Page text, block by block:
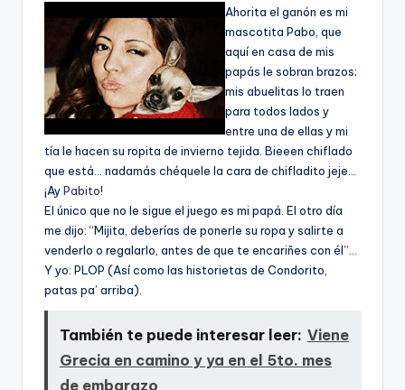
Ahorita el ganón es mi
mascotita Pabo, que
aquí en casa de mis
papás le sobran brazos;
mis abuelitas lo traen
para todos lados y
entre una de ellas y mi
tía le hacen su ropita de invierno tejida. Bieeen chiflado
que está… nadamás chéquele la cara de chifladito jeje…
¡AyPabito!
El único que no le sigue el juego es mi papá. El otro día
me dijo: “Mijita, deberías de ponerle su ropa y salirte a
venderlo o regalarlo, antes de que te encariñes con él”…
Y yo: PLOP (Así como las historietas de Condorito,
patas pa’ arriba).
También te puede interesar leer: Viene
Grecia en camino y ya en el 5to. mes
de embarazo